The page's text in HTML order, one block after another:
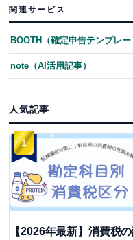
関連サービス
BOOTH（確定申告テンプレー
note（AI活用記事）
人気記事
【2026年最新】消費税